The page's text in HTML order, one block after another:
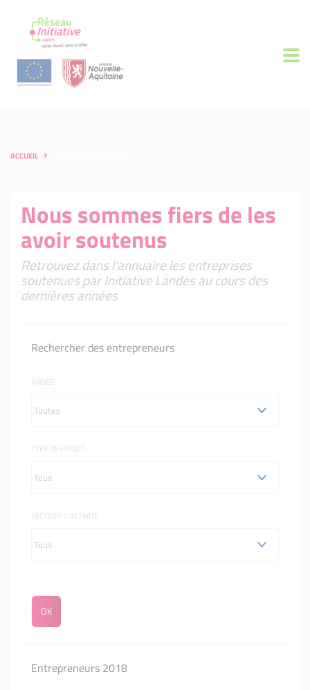
ACCUEIL
Nous sommes fiers de les
avoir soutenus
Retrouvez dans l'annuaire les entreprises
soutenues par Initiative Landes au cours des
dernières années
Rechercher des entrepreneurs
ANNÉE
TYPE DE PROJET
SECTEUR D'ACTIVITÉ
Entrepreneurs 2018